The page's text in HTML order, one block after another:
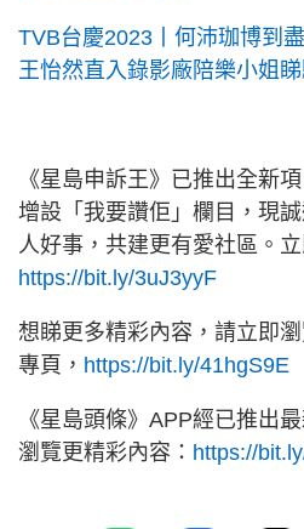
TVB台慶2023丨何沛珈博到
王怡然直入錄影廠陪樂小姐
《星島申訴王》已推出全新
增設「我要讚佢」欄目，現
人好事，共建更有愛社區。
https://bit.ly/3uJ3yyF
想睇更多精彩內容，請立即
專頁， https://bit.ly/41hgS9E
《星島頭條》APP經已推出
瀏覽更精彩內容： https://